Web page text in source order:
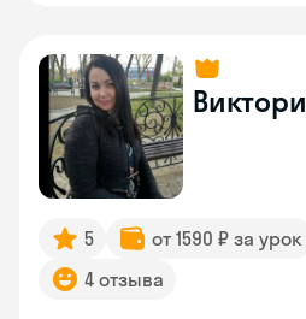
5 от 1590 ₽ за урок
4 отзыва